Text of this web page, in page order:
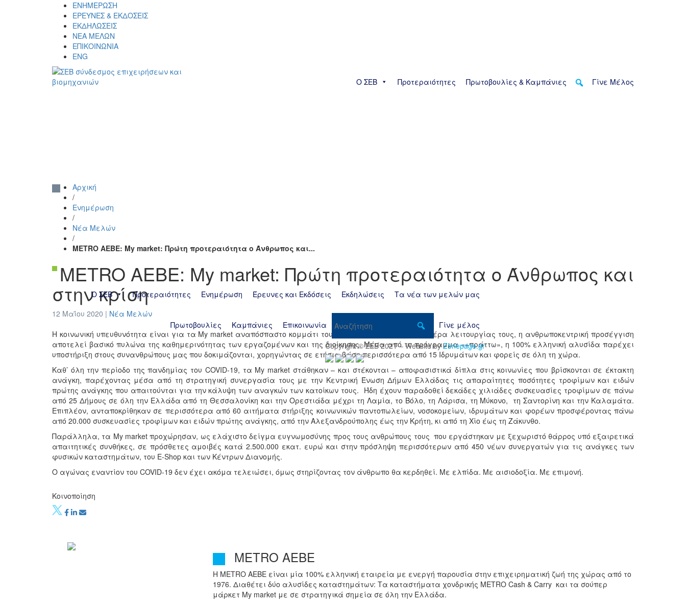
ΕΝΗΜΕΡΩΣΗ
ΕΡΕΥΝΕΣ & ΕΚΔΟΣΕΙΣ
ΕΚΔΗΛΩΣΕΙΣ
ΝΕΑ ΜΕΛΩΝ
ΕΠΙΚΟΙΝΩΝΙΑ
ENG
Ο ΣΕΒ Προτεραιότητες Πρωτοβουλίες & Καμπάνιες Γίνε Μέλος
Ο ΣΕΒ Προτεραιότητες Ενημέρωση Έρευνες και Εκδόσεις Εκδηλώσεις Τα νέα των μελών μας
Πρωτοβουλίες Καμπάνιες Επικοινωνία Γίνε μέλος
Copyright © ΣΕΒ 2021 – Website byZonepage.gr
Αρχική
/
Ενημέρωση
/
Νέα Μελών
/
METRO AEBE: My market: Πρώτη προτεραιότητα ο Άνθρωπος και...
METRO AEBE: My market: Πρώτη προτεραιότητα ο Άνθρωπος και
στην κρίση
12 Μαΐου 2020 | Νέα Μελών
Η κοινωνική υπευθυνότητα είναι για τα My market αναπόσπαστο κομμάτι του DNA τους. Από την πρώτη μέρα λειτουργίας τους, η ανθρωποκεντρική προσέγγιση
αποτελεί βασικό πυλώνα της καθημερινότητας των εργαζομένων και της διοίκησης. Μέσα από το πρόγραμμα «+πράττω», η 100% ελληνική αλυσίδα παρέχει
υποστήριξη στους συνανθρώπους μας που δοκιμάζονται, χορηγώντας σε ετήσια βάση περισσότερα από 15 Ιδρυμάτων και φορείς σε όλη τη χώρα.
Καθ’ όλη την περίοδο της πανδημίας του COVID-19, τα My market στάθηκαν – και στέκονται – αποφασιστικά δίπλα στις κοινωνίες που βρίσκονται σε έκτακτη
ανάγκη, παρέχοντας μέσα από τη στρατηγική συνεργασία τους με την Κεντρική Ένωση Δήμων Ελλάδας τις απαραίτητες ποσότητες τροφίμων και ειδών
πρώτης ανάγκης που απαιτούνται για την κάλυψη των αναγκών των κατοίκων τους. Ήδη έχουν παραδοθεί δεκάδες χιλιάδες συσκευασίες τροφίμων σε πάνω
από 25 Δήμους σε όλη την Ελλάδα από τη Θεσσαλονίκη και την Ορεστιάδα μέχρι τη Λαμία, το Βόλο, τη Λάρισα, τη Μύκονο, τη Σαντορίνη και την Καλαμάτα.
Επιπλέον, ανταποκρίθηκαν σε περισσότερα από 60 αιτήματα στήριξης κοινωνικών παντοπωλείων, νοσοκομείων, ιδρυμάτων και φορέων προσφέροντας πάνω
από 20.000 συσκευασίες τροφίμων και ειδών πρώτης ανάγκης, από την Αλεξανδρούπολης έως την Κρήτη, κι από τη Χίο έως τη Ζάκυνθο.
Παράλληλα, τα My market προχώρησαν, ως ελάχιστο δείγμα ευγνωμοσύνης προς τους ανθρώπους τους που εργάστηκαν με ξεχωριστό θάρρος υπό εξαιρετικά
απαιτητικές συνθήκες, σε πρόσθετες αμοιβές κατά 2.500.000 εκατ. ευρώ και στην πρόσληψη περισσότερων από 450 νέων συνεργατών για τις ανάγκες των
φυσικών καταστημάτων, του E-Shop και των Κέντρων Διανομής.
Ο αγώνας εναντίον του COVID-19 δεν έχει ακόμα τελειώσει, όμως στηρίζοντας τον άνθρωπο θα κερδηθεί. Με ελπίδα. Με αισιοδοξία. Με επιμονή.
Κοινοποίηση
METRO AEBE
H METRO AEBE είναι μία 100% ελληνική εταιρεία με ενεργή παρουσία στην επιχειρηματική ζωή της χώρας από το
1976. Διαθέτει δύο αλυσίδες καταστημάτων: Τα καταστήματα χονδρικής METRO Cash & Carry και τα σούπερ
μάρκετ My market με σε στρατηγικά σημεία σε όλη την Ελλάδα.